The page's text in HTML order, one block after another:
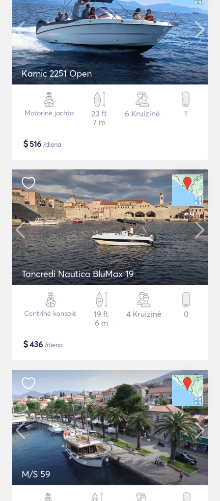
Karnic 2251 Open
Motorinė jachta
23 ft
7 m
6 Kruizinė 1
$516 /diena
Tancredi Nautica BluMax 19
Centrinė konsolė
19 ft
6 m
4 Kruizinė 0
$436 /diena
M/S 59